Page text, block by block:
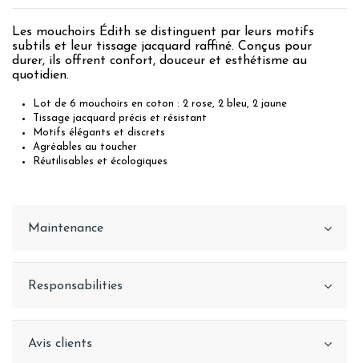
Les mouchoirs Édith se distinguent par leurs motifs
subtils et leur tissage jacquard raffiné. Conçus pour
durer, ils offrent confort, douceur et esthétisme au
quotidien.
Lot de 6 mouchoirs en coton : 2 rose, 2 bleu, 2 jaune
Tissage jacquard précis et résistant
Motifs élégants et discrets
Agréables au toucher
Réutilisables et écologiques
Maintenance
Responsabilities
Avis clients